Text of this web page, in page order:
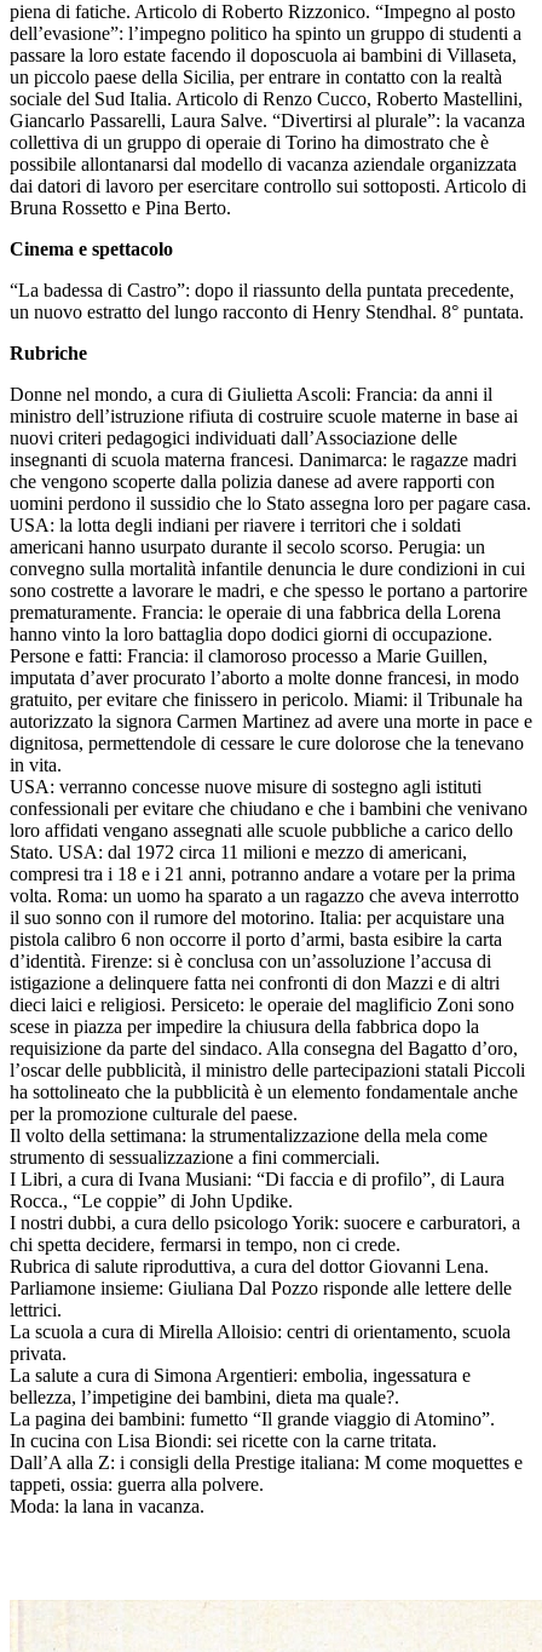
piena di fatiche. Articolo di Roberto Rizzonico. “Impegno al posto
dell’evasione”: l’impegno politico ha spinto un gruppo di studenti a
passare la loro estate facendo il doposcuola ai bambini di Villaseta,
un piccolo paese della Sicilia, per entrare in contatto con la realtà
sociale del Sud Italia. Articolo di Renzo Cucco, Roberto Mastellini,
Giancarlo Passarelli, Laura Salve. “Divertirsi al plurale”: la vacanza
collettiva di un gruppo di operaie di Torino ha dimostrato che è
possibile allontanarsi dal modello di vacanza aziendale organizzata
dai datori di lavoro per esercitare controllo sui sottoposti. Articolo di
Bruna Rossetto e Pina Berto.
Cinema e spettacolo
“La badessa di Castro”: dopo il riassunto della puntata precedente,
un nuovo estratto del lungo racconto di Henry Stendhal. 8° puntata.
Rubriche
Donne nel mondo, a cura di Giulietta Ascoli: Francia: da anni il
ministro dell’istruzione rifiuta di costruire scuole materne in base ai
nuovi criteri pedagogici individuati dall’Associazione delle
insegnanti di scuola materna francesi. Danimarca: le ragazze madri
che vengono scoperte dalla polizia danese ad avere rapporti con
uomini perdono il sussidio che lo Stato assegna loro per pagare casa.
USA: la lotta degli indiani per riavere i territori che i soldati
americani hanno usurpato durante il secolo scorso. Perugia: un
convegno sulla mortalità infantile denuncia le dure condizioni in cui
sono costrette a lavorare le madri, e che spesso le portano a partorire
prematuramente. Francia: le operaie di una fabbrica della Lorena
hanno vinto la loro battaglia dopo dodici giorni di occupazione.
Persone e fatti: Francia: il clamoroso processo a Marie Guillen,
imputata d’aver procurato l’aborto a molte donne francesi, in modo
gratuito, per evitare che finissero in pericolo. Miami: il Tribunale ha
autorizzato la signora Carmen Martinez ad avere una morte in pace e
dignitosa, permettendole di cessare le cure dolorose che la tenevano
in vita.
USA: verranno concesse nuove misure di sostegno agli istituti
confessionali per evitare che chiudano e che i bambini che venivano
loro affidati vengano assegnati alle scuole pubbliche a carico dello
Stato. USA: dal 1972 circa 11 milioni e mezzo di americani,
compresi tra i 18 e i 21 anni, potranno andare a votare per la prima
volta. Roma: un uomo ha sparato a un ragazzo che aveva interrotto
il suo sonno con il rumore del motorino. Italia: per acquistare una
pistola calibro 6 non occorre il porto d’armi, basta esibire la carta
d’identità. Firenze: si è conclusa con un’assoluzione l’accusa di
istigazione a delinquere fatta nei confronti di don Mazzi e di altri
dieci laici e religiosi. Persiceto: le operaie del maglificio Zoni sono
scese in piazza per impedire la chiusura della fabbrica dopo la
requisizione da parte del sindaco. Alla consegna del Bagatto d’oro,
l’oscar delle pubblicità, il ministro delle partecipazioni statali Piccoli
ha sottolineato che la pubblicità è un elemento fondamentale anche
per la promozione culturale del paese.
Il volto della settimana: la strumentalizzazione della mela come
strumento di sessualizzazione a fini commerciali.
I Libri, a cura di Ivana Musiani: “Di faccia e di profilo”, di Laura
Rocca., “Le coppie” di John Updike.
I nostri dubbi, a cura dello psicologo Yorik: suocere e carburatori, a
chi spetta decidere, fermarsi in tempo, non ci crede.
Rubrica di salute riproduttiva, a cura del dottor Giovanni Lena.
Parliamone insieme: Giuliana Dal Pozzo risponde alle lettere delle
lettrici.
La scuola a cura di Mirella Alloisio: centri di orientamento, scuola
privata.
La salute a cura di Simona Argentieri: embolia, ingessatura e
bellezza, l’impetigine dei bambini, dieta ma quale?.
La pagina dei bambini: fumetto “Il grande viaggio di Atomino”.
In cucina con Lisa Biondi: sei ricette con la carne tritata.
Dall’A alla Z: i consigli della Prestige italiana: M come moquettes e
tappeti, ossia: guerra alla polvere.
Moda: la lana in vacanza.